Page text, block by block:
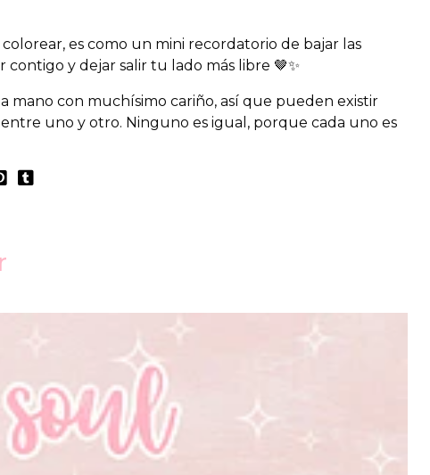
es como un mini recordatorio de bajar las
contigo y dejar salir tu lado más libre 🤎✨
mano con muchísimo cariño, así que pueden existir
uno y otro. Ninguno es igual, porque cada uno es